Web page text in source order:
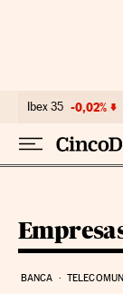
Ibex 35 -0,02%
BANCA